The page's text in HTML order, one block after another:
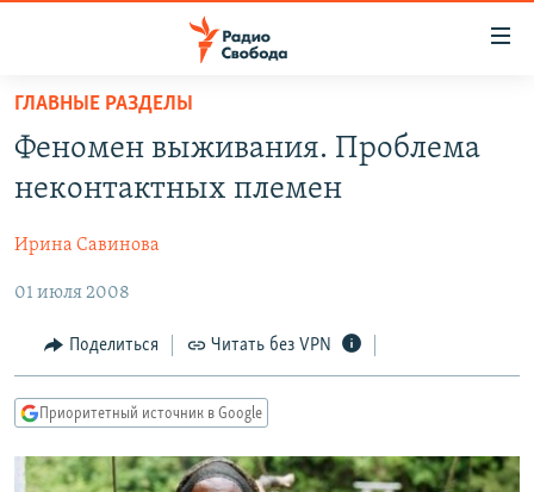
упрощенного
доступа
основному
Вернутся
главной
навигации
Вернутся
поиску
ЦИТАТЫ СВОБОДЫ
МНЕНИЯ
КУЛЬТУРА
IDEL.РЕАЛИИ
КАВКАЗ.РЕАЛИИ
СЕВЕР.РЕАЛИИ
ГЛАВНЫЕ РАЗДЕЛЫ
Феномен выживания. Проблема
неконтактных племен
Ирина Савинова
01 июля 2008
Поделиться Читать без VPN
Приоритетный источник в Google